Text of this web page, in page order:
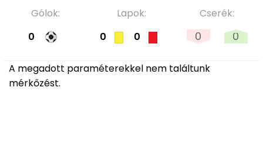
Gólok:
0
Lapok:
0
0
Cserék:
0 0
A megadott paraméterekkel nem találtunk
mérkőzést.